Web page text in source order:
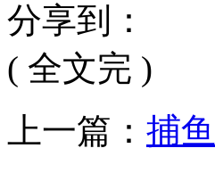
分享到：
( 全文完 )
上一篇： 捕